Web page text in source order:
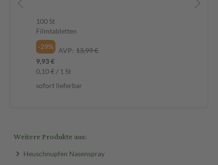
100 St
Filmtabletten
-29%
AVP: 13,99 €
9,93 €
0,10 € / 1 St
sofort lieferbar
Weitere Produkte aus:
Heuschnupfen Nasenspray